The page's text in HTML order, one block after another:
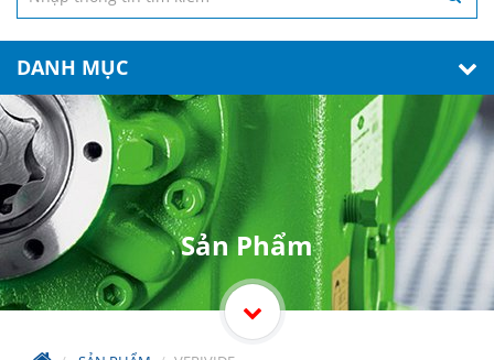
DANH MỤC
Sản Phẩm